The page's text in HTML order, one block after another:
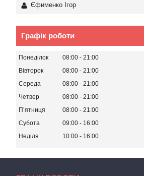
Єфименко Ігор
Графік роботи
Понеділок 08:00
21:00
Вівторок
08:00
21:00
Середа
08:00
21:00
Четвер
08:00
21:00
Пʼятниця
08:00
21:00
Субота
09:00
16:00
Неділя
10:00 16:00